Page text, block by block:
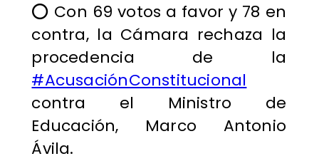
⭕️ Con 69 votos a favor y 78 en
contra, la Cámara rechaza la
procedencia de la
#AcusaciónConstitucional
contra el Ministro de
Educación, Marco Antonio
Ávila.